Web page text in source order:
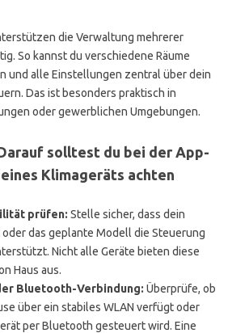
die Verwaltung mehrerer
So kannst du verschiedene Räume
und alle Einstellungen zentral über dein
Das ist besonders praktisch in
oder gewerblichen Umgebungen.
solltest du bei der App-
Klimageräts achten
prüfen: Stelle sicher, dass dein
oder das geplante Modell die Steuerung
Nicht alle Geräte bieten diese
Haus aus.
Bluetooth-Verbindung: Überprüfe, ob
über ein stabiles WLAN verfügt oder
per Bluetooth gesteuert wird. Eine